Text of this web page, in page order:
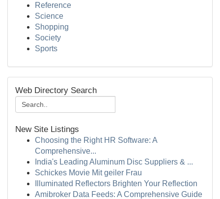
Reference
Science
Shopping
Society
Sports
Web Directory Search
New Site Listings
Choosing the Right HR Software: A
Comprehensive...
India's Leading Aluminum Disc Suppliers & ...
Schickes Movie Mit geiler Frau
Illuminated Reflectors Brighten Your Reflection
Amibroker Data Feeds: A Comprehensive Guide